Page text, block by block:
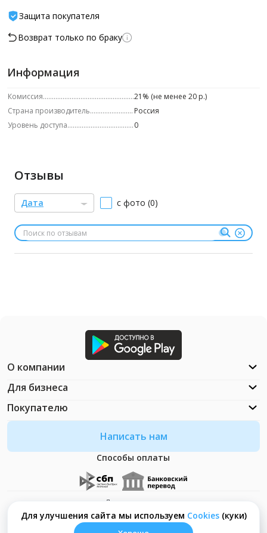
Для улучшения сайта мы используем Сookies(куки)
Защита покупателя
Возврат только по браку
Информация
Комиссия
21% (не менее 20 р.)
Страна производитель
Россия
Уровень доступа
0
Отзывы
Дата с фото (0)
Написать нам
Способы оплаты
О компании
Для бизнеса
Покупателю
Документация
Что такое Cookies?